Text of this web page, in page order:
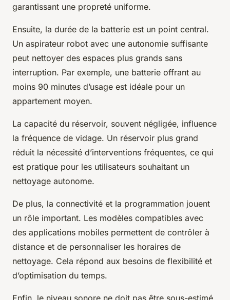
garantissant une propreté uniforme.
Ensuite, la durée de la batterie est un point central.
Un aspirateur robot avec une autonomie suffisante
peut nettoyer des espaces plus grands sans
interruption. Par exemple, une batterie offrant au
moins 90 minutes d’usage est idéale pour un
appartement moyen.
La capacité du réservoir, souvent négligée, influence
la fréquence de vidage. Un réservoir plus grand
réduit la nécessité d’interventions fréquentes, ce qui
est pratique pour les utilisateurs souhaitant un
nettoyage autonome.
De plus, la connectivité et la programmation jouent
un rôle important. Les modèles compatibles avec
des applications mobiles permettent de contrôler à
distance et de personnaliser les horaires de
nettoyage. Cela répond aux besoins de flexibilité et
d’optimisation du temps.